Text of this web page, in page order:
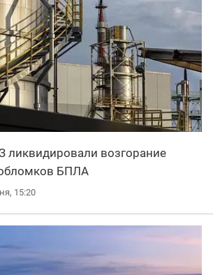
ликвидировали возгорание
БПЛА
15:20